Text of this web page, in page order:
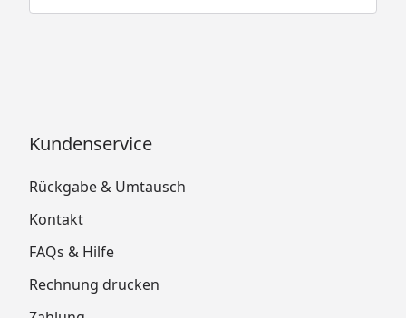
Kundenservice
Rückgabe & Umtausch
Kontakt
FAQs & Hilfe
Rechnung drucken